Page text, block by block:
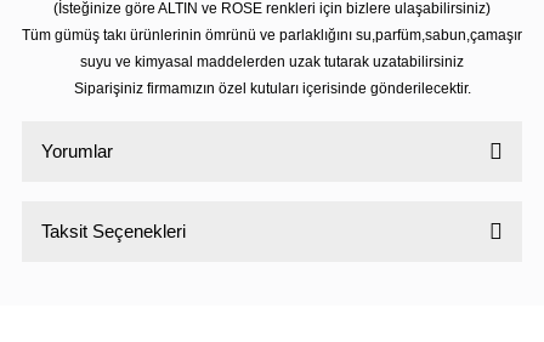
(İsteğinize göre ALTIN ve ROSE renkleri için bizlere ulaşabilirsiniz)
Tüm gümüş takı ürünlerinin ömrünü ve parlaklığını su,parfüm,sabun,çamaşır
suyu ve kimyasal maddelerden uzak tutarak uzatabilirsiniz
Siparişiniz firmamızın özel kutuları içerisinde gönderilecektir.
Yorumlar
Taksit Seçenekleri